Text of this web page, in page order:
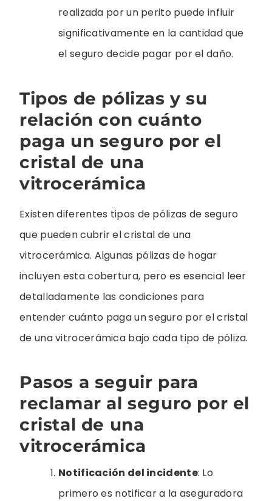
realizada por un perito puede influir
significativamente en la cantidad que
el seguro decide pagar por el daño.
Tipos de pólizas y su
relación con cuánto
paga un seguro por el
cristal de una
vitrocerámica
Existen diferentes tipos de pólizas de seguro
que pueden cubrir el cristal de una
vitrocerámica. Algunas pólizas de hogar
incluyen esta cobertura, pero es esencial leer
detalladamente las condiciones para
entender cuánto paga un seguro por el cristal
de una vitrocerámica bajo cada tipo de póliza.
Pasos a seguir para
reclamar al seguro por el
cristal de una
vitrocerámica
Notificación del incidente: Lo
primero es notificar a la aseguradora